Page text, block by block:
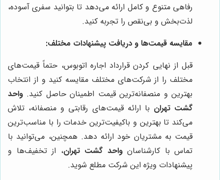
رفاهی متنوع و کامل ارائه می‌دهد تا بتوانید سفری آسوده،
لذت‌بخش و بی‌نقص را تجربه کنید.
مقایسه قیمت‌ها و دریافت پیشنهادات مختلف:
قبل از نهایی کردن قرارداد اجاره اتوبوس، حتماً قیمت‌های
مختلف را از شرکت‌های مختلف مقایسه کنید و از انتخاب
بهترین و منصفانه‌ترین قیمت اطمینان حاصل کنید. واحد
گشت تهران با ارائه قیمت‌های رقابتی و منصفانه، تلاش
می‌کند تا بهترین و باکیفیت‌ترین خدمات را با مناسب‌ترین
قیمت به مشتریان خود ارائه دهد. همچنین، می‌توانید با
تماس با کارشناسانواحد گشت تهران، از تخفیف‌ها و
پیشنهادات ویژه این شرکت مطلع شوید.